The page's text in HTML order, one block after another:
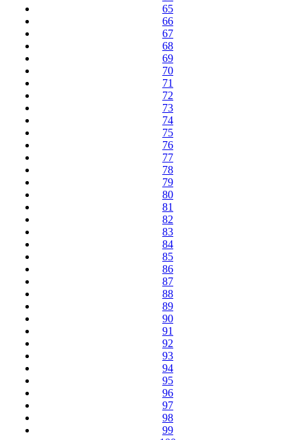
65
66
67
68
69
70
71
72
73
74
75
76
77
78
79
80
81
82
83
84
85
86
87
88
89
90
91
92
93
94
95
96
97
98
99